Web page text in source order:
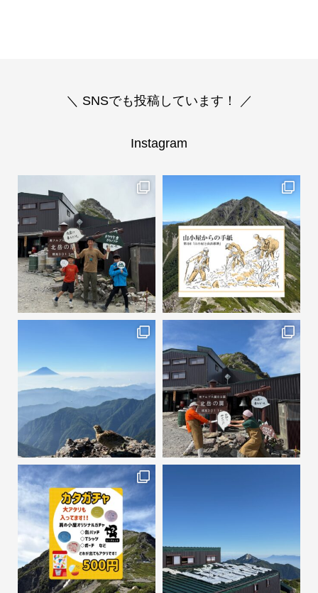
＼ SNSでも投稿しています！ ／
Instagram